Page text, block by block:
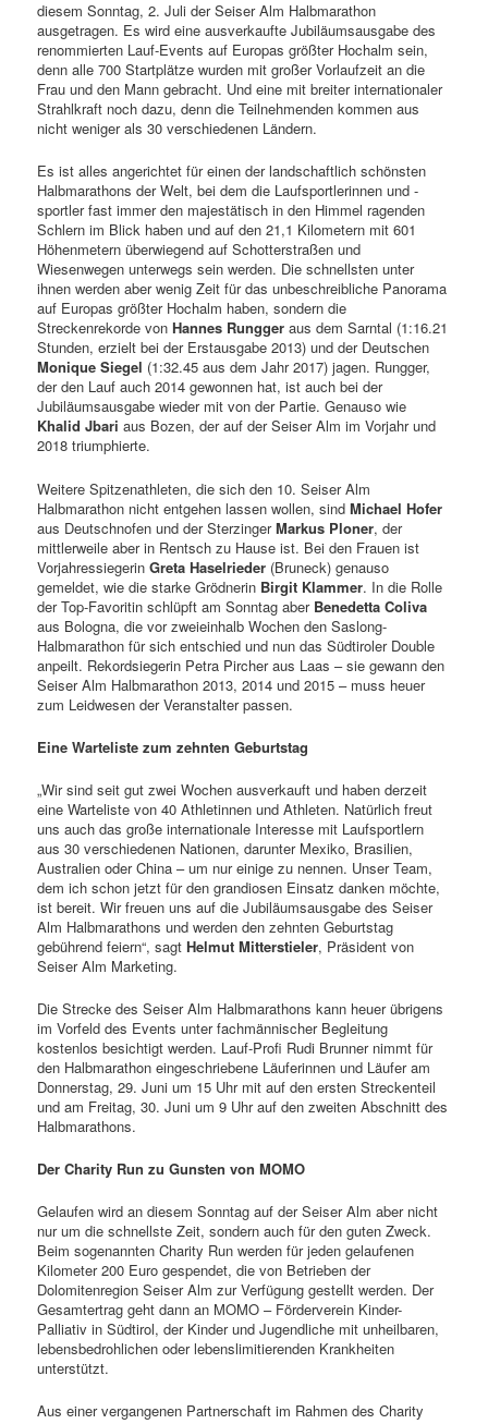
diesem Sonntag, 2. Juli der Seiser Alm Halbmarathon
ausgetragen. Es wird eine ausverkaufte Jubiläumsausgabe des
renommierten Lauf-Events auf Europas größter Hochalm sein,
denn alle 700 Startplätze wurden mit großer Vorlaufzeit an die
Frau und den Mann gebracht. Und eine mit breiter internationaler
Strahlkraft noch dazu, denn die Teilnehmenden kommen aus
nicht weniger als 30 verschiedenen Ländern.
Es ist alles angerichtet für einen der landschaftlich schönsten
Halbmarathons der Welt, bei dem die Laufsportlerinnen und -
sportler fast immer den majestätisch in den Himmel ragenden
Schlern im Blick haben und auf den 21,1 Kilometern mit 601
Höhenmetern überwiegend auf Schotterstraßen und
Wiesenwegen unterwegs sein werden. Die schnellsten unter
ihnen werden aber wenig Zeit für das unbeschreibliche Panorama
auf Europas größter Hochalm haben, sondern die
Streckenrekorde vonHannes Rungger aus dem Sarntal (1:16.21
Stunden, erzielt bei der Erstausgabe 2013) und der Deutschen
Monique Siegel (1:32.45 aus dem Jahr 2017) jagen. Rungger,
der den Lauf auch 2014 gewonnen hat, ist auch bei der
Jubiläumsausgabe wieder mit von der Partie. Genauso wie
Khalid Jbari aus Bozen, der auf der Seiser Alm im Vorjahr und
2018 triumphierte.
Weitere Spitzenathleten, die sich den 10. Seiser Alm
Halbmarathon nicht entgehen lassen wollen, sindMichael Hofer
aus Deutschnofen und der SterzingerMarkus Ploner, der
mittlerweile aber in Rentsch zu Hause ist. Bei den Frauen ist
VorjahressiegerinGreta Haselrieder (Bruneck) genauso
gemeldet, wie die starke Grödnerin Birgit Klammer. In die Rolle
der Top-Favoritin schlüpft am Sonntag aber Benedetta Coliva
aus Bologna, die vor zweieinhalb Wochen den Saslong-
Halbmarathon für sich entschied und nun das Südtiroler Double
anpeilt. Rekordsiegerin Petra Pircher aus Laas – sie gewann den
Seiser Alm Halbmarathon 2013, 2014 und 2015 – muss heuer
zum Leidwesen der Veranstalter passen.
Eine Warteliste zum zehnten Geburtstag
„Wir sind seit gut zwei Wochen ausverkauft und haben derzeit
eine Warteliste von 40 Athletinnen und Athleten. Natürlich freut
uns auch das große internationale Interesse mit Laufsportlern
aus 30 verschiedenen Nationen, darunter Mexiko, Brasilien,
Australien oder China – um nur einige zu nennen. Unser Team,
dem ich schon jetzt für den grandiosen Einsatz danken möchte,
ist bereit. Wir freuen uns auf die Jubiläumsausgabe des Seiser
Alm Halbmarathons und werden den zehnten Geburtstag
gebührend feiern“, sagtHelmut Mitterstieler, Präsident von
Seiser Alm Marketing.
Die Strecke des Seiser Alm Halbmarathons kann heuer übrigens
im Vorfeld des Events unter fachmännischer Begleitung
kostenlos besichtigt werden. Lauf-Profi Rudi Brunner nimmt für
den Halbmarathon eingeschriebene Läuferinnen und Läufer am
Donnerstag, 29. Juni um 15 Uhr mit auf den ersten Streckenteil
und am Freitag, 30. Juni um 9 Uhr auf den zweiten Abschnitt des
Halbmarathons.
Der Charity Run zu Gunsten von MOMO
Gelaufen wird an diesem Sonntag auf der Seiser Alm aber nicht
nur um die schnellste Zeit, sondern auch für den guten Zweck.
Beim sogenannten Charity Run werden für jeden gelaufenen
Kilometer 200 Euro gespendet, die von Betrieben der
Dolomitenregion Seiser Alm zur Verfügung gestellt werden. Der
Gesamtertrag geht dann an MOMO – Förderverein Kinder-
Palliativ in Südtirol, der Kinder und Jugendliche mit unheilbaren,
lebensbedrohlichen oder lebenslimitierenden Krankheiten
unterstützt.
Aus einer vergangenen Partnerschaft im Rahmen des Charity